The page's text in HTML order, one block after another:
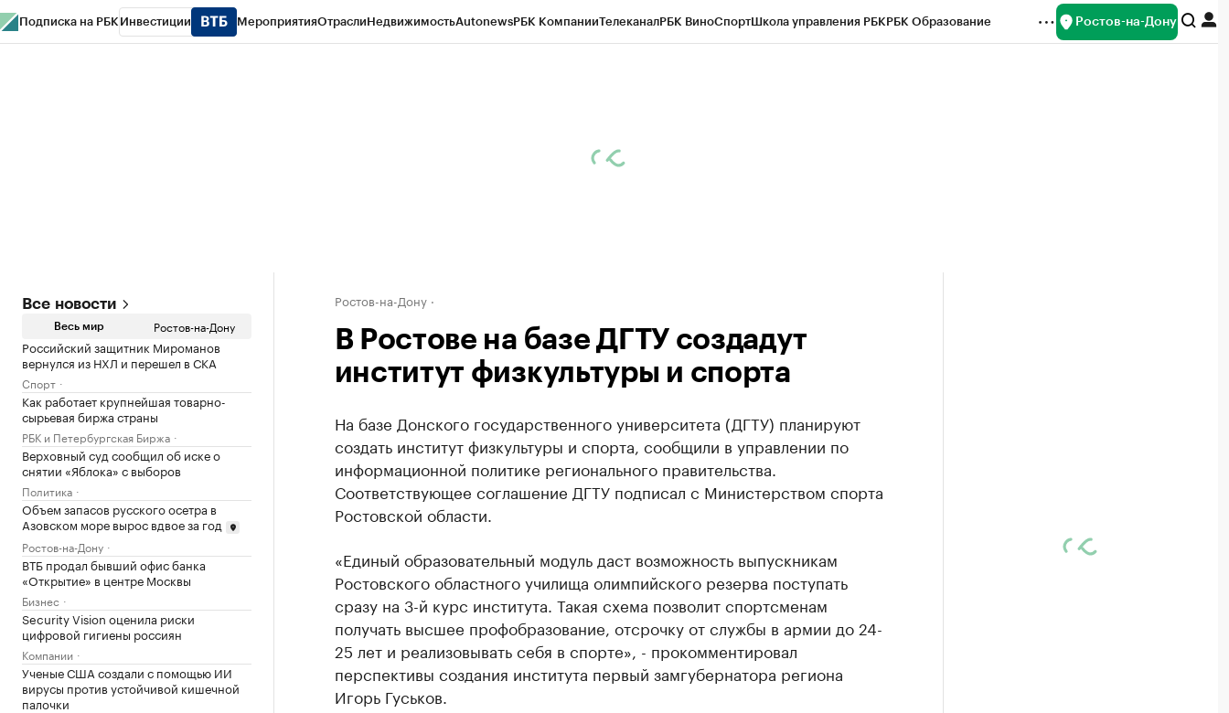
Подписка на РБК Инвестиции МероприятияОтраслиНедвижимостьAutonewsРБК КомпанииТелеканалРБК ВиноСпортШкола управления РБКРБК Образование Ростов-на-Дону
Все новости
Весь мир Ростов-на-Дону
Российский защитник Мироманов
вернулся из НХЛ и перешел в СКА
Спорт
Как работает крупнейшая товарно-
сырьевая биржа страны
РБК и Петербургская Биржа
Верховный суд сообщил об иске о
снятии «Яблока» с выборов
Политика
Объем запасов русского осетра в
Азовском море вырос вдвое за год
Ростов-на-Дону
ВТБ продал бывший офис банка
«Открытие» в центре Москвы
Бизнес
Security Vision оценила риски
цифровой гигиены россиян
Компании
Ученые США создали с помощью ИИ
вирусы против устойчивой кишечной
палочки
Ростов-на-Дону
В Ростове на базе ДГТУ создадут
институт физкультуры и спорта
На базе Донского государственного университета (ДГТУ) планируют
создать институт физкультуры и спорта, сообщили в управлении по
информационной политике регионального правительства.
Соответствующее соглашение ДГТУ подписал с Министерством спорта
Ростовской области.
«Единый образовательный модуль даст возможность выпускникам
Ростовского областного училища олимпийского резерва поступать
сразу на 3-й курс института. Такая схема позволит спортсменам
получать высшее профобразование, отсрочку от службы в армии до 24-
25 лет и реализовывать себя в спорте», - прокомментировал
перспективы создания института первый замгубернатора региона
Игорь Гуськов.